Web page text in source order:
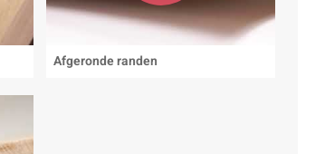
Afgeronde randen